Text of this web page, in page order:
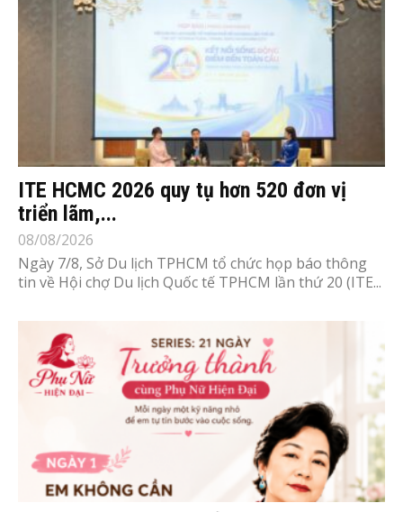
ITE HCMC 2026 quy tụ hơn 520 đơn vị
triển lãm,...
08/08/2026
Ngày 7/8, Sở Du lịch TPHCM tổ chức họp báo thông
tin về Hội chợ Du lịch Quốc tế TPHCM lần thứ 20 (ITE...